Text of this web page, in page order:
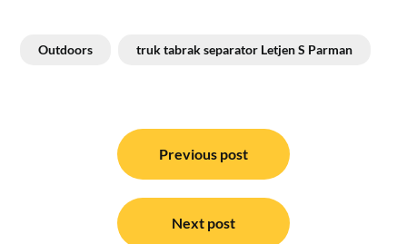
Outdoors truk tabrak separator Letjen S Parman
Previous post
Next post